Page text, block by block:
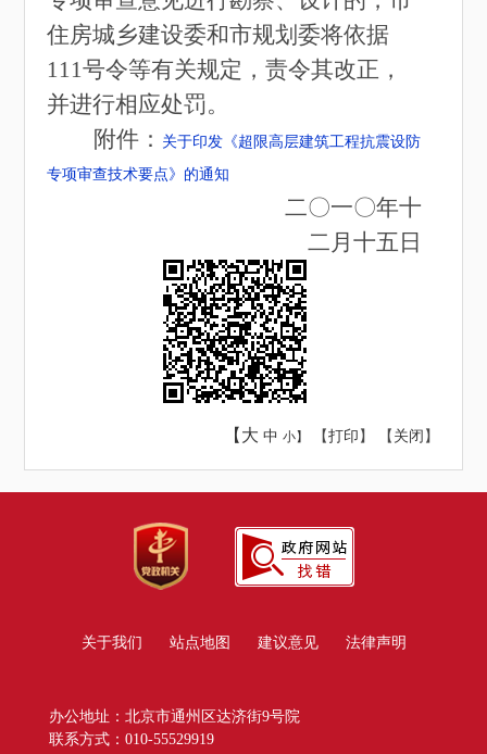
住房城乡建设委和市规划委将依据
111号令等有关规定，责令其改正，
并进行相应处罚。
附件：
关于印发《超限高层建筑工程抗震设防
专项审查技术要点》的通知
二〇一〇年十
二月十五日
【大 中 小】 【打印 】 【 关闭 】
关于我们 站点地图 建议意见 法律声明
办公地址：北京市通州区达济街9号院
联系方式：010-55529919